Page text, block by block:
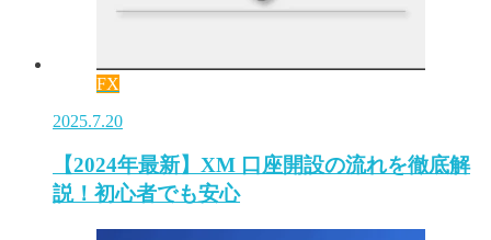
FX
2025.7.20
【2024年最新】XM 口座開設の流れを徹底解
説！初心者でも安心